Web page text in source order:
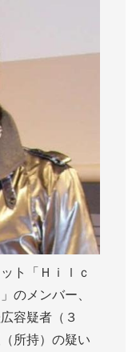
ト「Ｈｉｌｃ
のメンバー、
容疑者（３
所持）の疑い